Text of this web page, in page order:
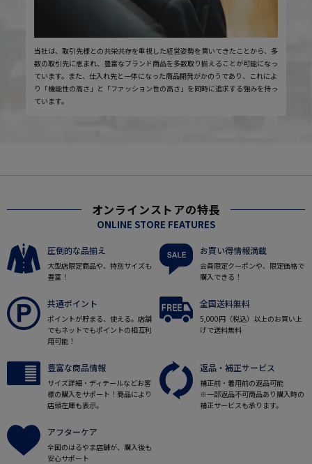
当社は、取引先様との共栄共存を重視した経営姿勢を貫いてきたことから、多
数の取引先に恵まれ、豊富なブランド商品を多数取り揃えることが可能になっ
ています。また、仕入れ先と一体になった商品開発がかのうであり、これによ
り「機能性の高さ」と「ファッション性の高さ」を同時に追求する強みを持っ
ています。
オンラインストアの特長
ONLINE STORE FEATURES
圧倒的な品揃え
大型店限定商品や、特別サイズも
豊富！
お買い得情報満載
会員限定クーポンや、限定価格で
購入できる！
共通ポイント
ポイントが貯まる、使える。店舗
でもネットでもポイントの相互利
用可能！
全国送料無料
5,000円（税込）以上のお買い上
げで送料無料
豊富な商品情報
サイズ詳細・ディテールなどお客
様の購入をサポート！商品により
店頭在庫も表示。
返品・補正サービス
補正前・着用前の返品可能
※一部返品不可商品あり購入時の
補正サービスも承ります。
アフターケア
全国のはるやま店舗が、購入後も
安心サポート